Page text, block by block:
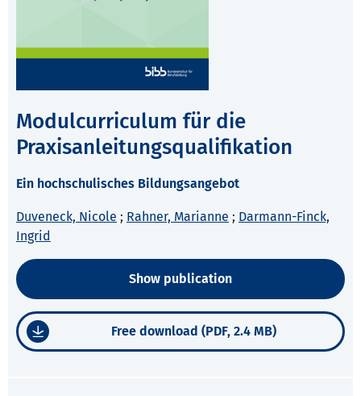
Modulcurriculum für die
Praxisanleitungsqualifikation
Ein hochschulisches Bildungsangebot
Duveneck, Nicole ; Rahner, Marianne ; Darmann-Finck,
Ingrid
Show publication
Free download (PDF, 2.4 MB)